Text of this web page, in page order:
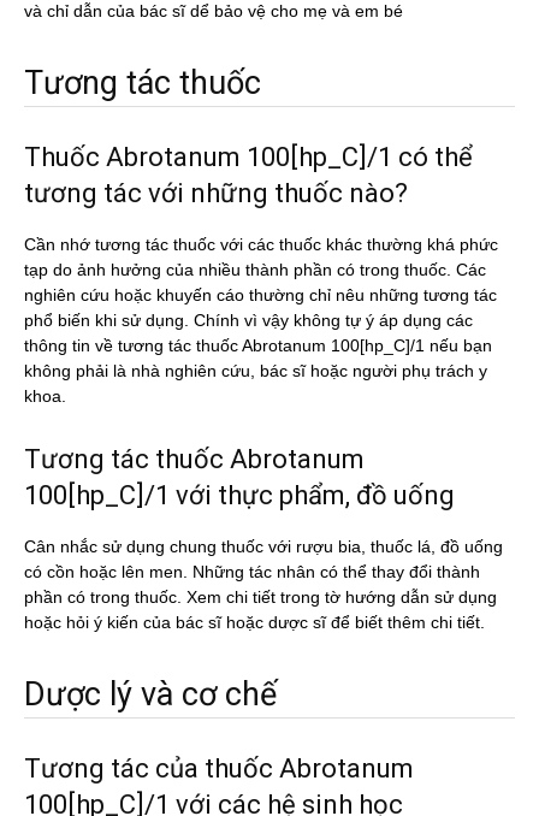
và chỉ dẫn của bác sĩ dể bảo vệ cho mẹ và em bé
Tương tác thuốc
Thuốc Abrotanum 100[hp_C]/1 có thể
tương tác với những thuốc nào?
Cần nhớ tương tác thuốc với các thuốc khác thường khá phức
tạp do ảnh hưởng của nhiều thành phần có trong thuốc. Các
nghiên cứu hoặc khuyến cáo thường chỉ nêu những tương tác
phổ biến khi sử dụng. Chính vì vậy không tự ý áp dụng các
thông tin về tương tác thuốc Abrotanum 100[hp_C]/1 nếu bạn
không phải là nhà nghiên cứu, bác sĩ hoặc người phụ trách y
khoa.
Tương tác thuốc Abrotanum
100[hp_C]/1 với thực phẩm, đồ uống
Cân nhắc sử dụng chung thuốc với rượu bia, thuốc lá, đồ uống
có cồn hoặc lên men. Những tác nhân có thể thay đổi thành
phần có trong thuốc. Xem chi tiết trong tờ hướng dẫn sử dụng
hoặc hỏi ý kiến của bác sĩ hoặc dược sĩ để biết thêm chi tiết.
Dược lý và cơ chế
Tương tác của thuốc Abrotanum
100[hp_C]/1 với các hệ sinh học